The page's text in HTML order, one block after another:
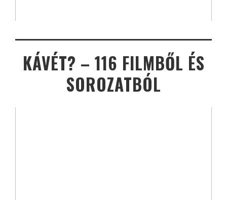
KÁVÉT? – 116 FILMBŐL ÉS
SOROZATBÓL